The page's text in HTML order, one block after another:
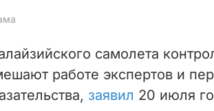
самолета
работе экспертов и
заявил 20 июля